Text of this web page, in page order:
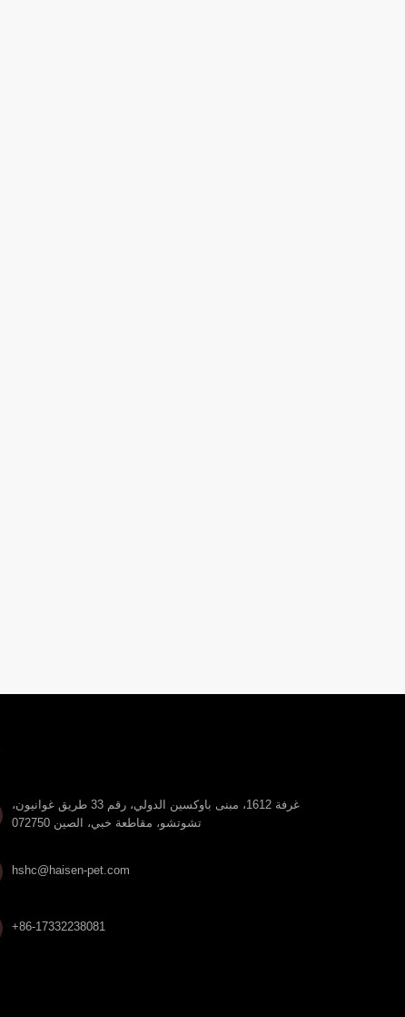
غرفة 1612، مبنى باوكسين الدولي، رقم 33 طريق غوانيون،
تشوتشو، مقاطعة خبي، الصين 072750
hshc@haisen-pet.com
+86-17332238081